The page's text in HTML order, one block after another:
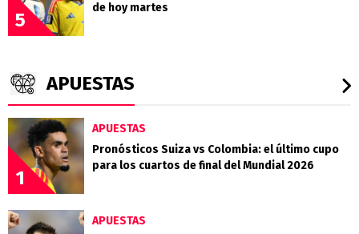
5
de hoy martes
APUESTAS
1
APUESTAS
Pronósticos Suiza vs Colombia: el último cupo
para los cuartos de final del Mundial 2026
APUESTAS